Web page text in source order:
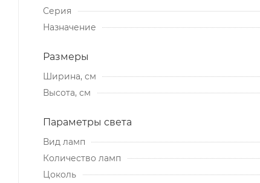
Серия
Назначение
Размеры
Ширина, см
Высота, см
Параметры света
Вид ламп
Количество ламп
Цоколь